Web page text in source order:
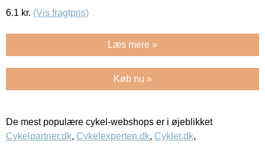
6.1 kr. (Vis fragtpris)
Læs mere »
Køb nu »
De mest populære cykel-webshops er i øjeblikket
Cykelpartner.dk, Cykelexperten.dk, Cykler.dk,